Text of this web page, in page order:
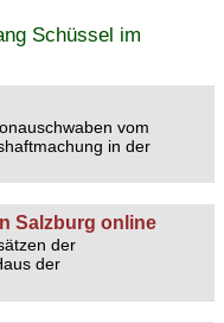
Schüssel im
im „Haus der
im Zuge ihrer
Salzburg online
der
der
vom
in der